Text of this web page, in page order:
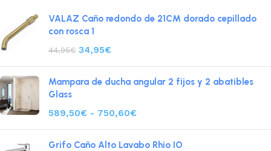
VALAZ Caño redondo de 21CM dorado cepillado
con rosca 1
44,95€ 34,95€
Mampara de ducha angular 2 fijos y 2 abatibles
Glass
589,50€ - 750,60€
Grifo Caño Alto Lavabo Rhio IO